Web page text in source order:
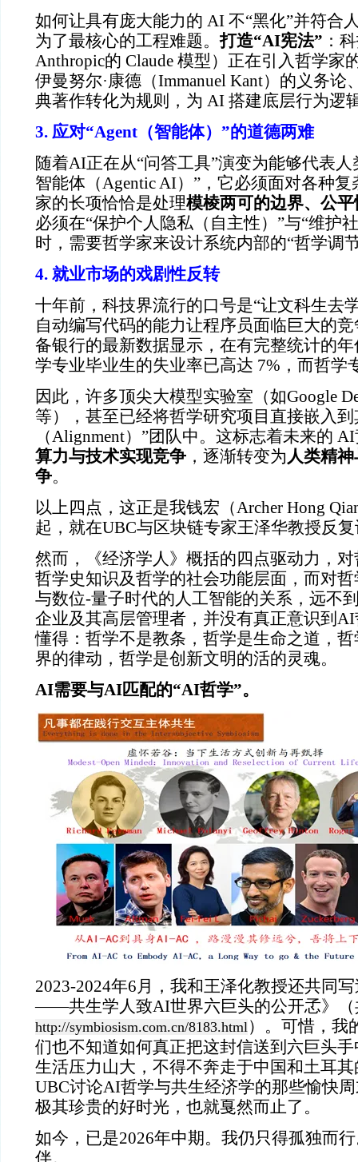
如何让具有庞大能力的 AI 不“黑化”并符合
为了最核心的工程难题。打造“AI宪法” ：
Anthropic的 Claude 模型）正在引入哲学家
伊曼努尔·康德（Immanuel Kant）的义务论
典著作转化为规则，为 AI 搭建底层行为逻
3. 应对“Agent（智能体）”的道德两难
随着AI正在从“问答工具”演变为能够代表
智能体（Agentic AI）”，它必须面对各种
家的长项恰恰是处理模棱两可的边界、公
必须在“保护个人隐私（自主性）”与“维护
时，需要哲学家来设计系统内部的“哲学调
4. 就业市场的戏剧性反转
十年前，科技界流行的口号是“让文科生去
自动编写代码的能力让程序员面临巨大的
备银行的最新数据显示，在有完整统计的
学专业毕业生的失业率已高达 7%，而哲学
因此，许多顶尖大模型实验室（如Google
等），甚至已经将哲学研究项目直接嵌入
（Alignment）”团队中。这标志着未来的
算力与技术实现竞争 ，逐渐转变为 人类精
争。
以上四点，这正是我钱宏（Archer Hong
起，就在UBC与区块链专家王泽华教授反
然而，《经济学人》概括的四点驱动力，
哲学史知识及哲学的社会功能层面，而对
与数位-量子时代的人工智能的关系，远不
企业及其高层管理者，并没有真正意识到
懂得：哲学不是教条，哲学是生命之道，
界的律动，哲学是创新文明的活的灵魂。
AI需要与AI匹配的“AI哲学”。
2023-2024年6月，我和王泽化教授还共同
——共生学人致AI世界六巨头的公开孞》（
http://symbiosism.com.cn/8183.html）。可惜，我
们也不知道如何真正把这封信送到六巨头
生活压力山大，不得不奔走于中国和土耳
UBC讨论AI哲学与共生经济学的那些愉快
极其珍贵的好时光，也就戛然而止了。
如今，已是2026年中期。我仍只得孤独而
伴。